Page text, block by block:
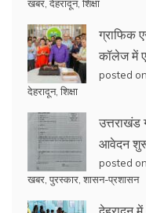
खबर देहरादून, शिक्षा
ग्राफिक
कॉलेज में
posted
देहरादून, शिक्षा
उत्तराखंड
आवेदन
posted
खबर पुरस्कार शासन-प्रशासन